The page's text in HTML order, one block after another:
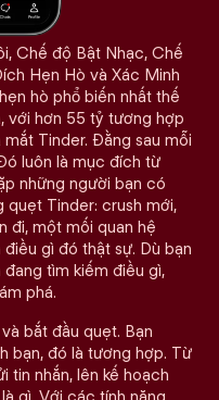
Chế độ Bật Nhạc, Chế
Hẹn Hò và Xác Minh
hò phổ biến nhất thế
với hơn 55 tỷ tương hợp
Tinder. Đằng sau mỗi
luôn là mục đích từ
những người bạn có
quẹt Tinder: crush mới,
đi, một mối quan hệ
gì đó thật sự. Dù bạn
tìm kiếm điều gì,
phá.
bắt đầu quẹt. Bạn
bạn, đó là tương hợp. Từ
tin nhắn, lên kế hoạch